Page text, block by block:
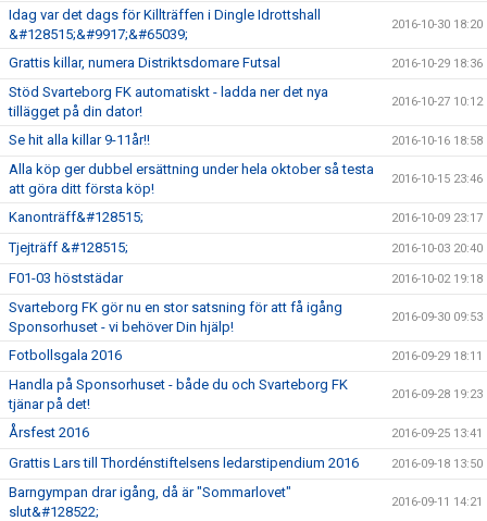
Idag var det dags för Killträffen i Dingle Idrottshall
&#128515;&#9917;&#65039;
2016-10-30 18:20
Grattis killar, numera Distriktsdomare Futsal 2016-10-29 18:36
Stöd Svarteborg FK automatiskt - ladda ner det nya
tillägget på din dator!
2016-10-27 10:12
Se hit alla killar 9-11år!! 2016-10-16 18:58
Alla köp ger dubbel ersättning under hela oktober så testa
att göra ditt första köp!
2016-10-15 23:46
Kanonträff&#128515; 2016-10-09 23:17
Tjejträff &#128515; 2016-10-03 20:40
F01-03 höststädar 2016-10-02 19:18
Svarteborg FK gör nu en stor satsning för att få igång
Sponsorhuset - vi behöver Din hjälp!
2016-09-30 09:53
Fotbollsgala 2016 2016-09-29 18:11
Handla på Sponsorhuset - både du och Svarteborg FK
tjänar på det!
2016-09-28 19:23
Årsfest 2016 2016-09-25 13:41
Grattis Lars till Thordénstiftelsens ledarstipendium 2016 2016-09-18 13:50
Barngympan drar igång, då är "Sommarlovet"
slut&#128522;
2016-09-11 14:21